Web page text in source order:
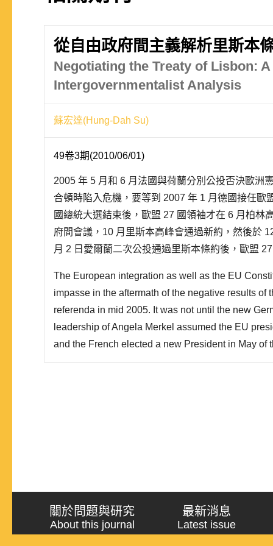
從自由政府間主義解析里斯本
Negotiating the Treaty of Lisbon:
Intergovernmentalist Analysis
蘇宏達(Hung-Dah Su)
49卷3期(2010/06/01)
2005 年 5 月和 6 月法國與荷蘭分別公投否決歐洲
合頓時陷入危機，要等到 2007 年 1 月德國接任歐
國總統大選結束後，歐盟 27 國領袖才在 6 月柏林
府間會議，10 月里斯本高峰會通過新約，然後於
月 2 日愛爾蘭二次公投通過里斯本條約後，歐盟
The European integration as well as the EU
impasse in the aftermath of the negative results of
referenda in mid 2005. It was not until the new
leadership of Angela Merkel assumed the EU
and the French elected a new President in May of
its member states began working effectively to
關於問題與研究
About this journal
最新消息
Latest issue